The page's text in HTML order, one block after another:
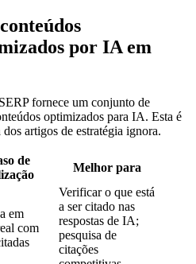
por IA em
fornece um conjunto de
optimizados para IA. Esta é
artigos de estratégia ignora.
de
Melhor para
em
com
Verificar o que está
a ser citado nas
respostas de IA;
pesquisa de
citações